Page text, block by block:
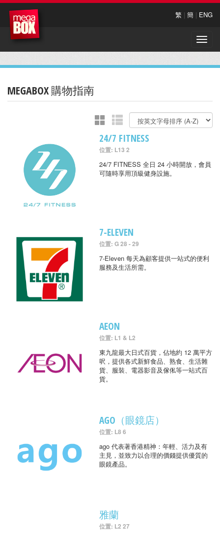
繁 | 簡 | ENG
Toggle
MEGABOX 購物指南
24/7 FITNESS
位置: L13 2
24/7 FITNESS 全日 24 小時開放，會員
可隨時享用頂級健身設施。
7-ELEVEN
位置: G 28 - 29
7-Eleven 每天為顧客提供一站式的便利
服務及生活所需。
AEON
位置: L1 & L2
東九龍最大日式百貨，佔地約 12 萬平方
呎，提供各式新鮮食品、熟食、生活雜
貨、服裝、電器影音及傢俬等一站式百
貨。
AGO（眼鏡店）
位置: L8 6
ago 代表著香港精神：年輕、活力及有
主見，並致力以合理的價錢提供優質的
眼鏡產品。
雅蘭
位置: L2 27